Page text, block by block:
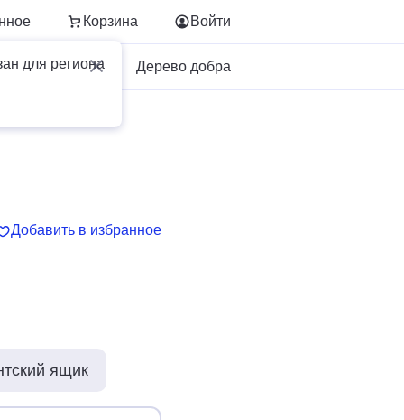
Корзина
для региона
Войти
Для бизнеса Дерево добра
Добавить в избранное
ящик